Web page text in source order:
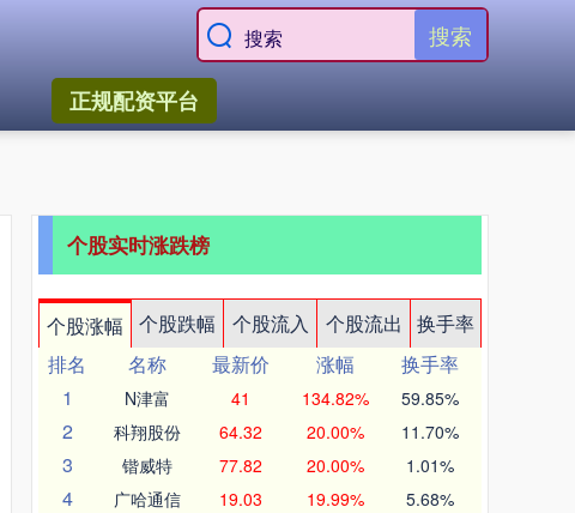
搜索
正规配资平台
个股实时涨跌榜
个股涨幅 个股跌幅 个股流入 个股流出
换手率
排名
名称 最新价 涨幅
换手率
1
N津富 41 134.82% 59.85%
2 科翔股份 64.32 20.00% 11.70%
3 锴威特 77.82 20.00% 1.01%
4 广哈通信 19.03 19.99% 5.68%